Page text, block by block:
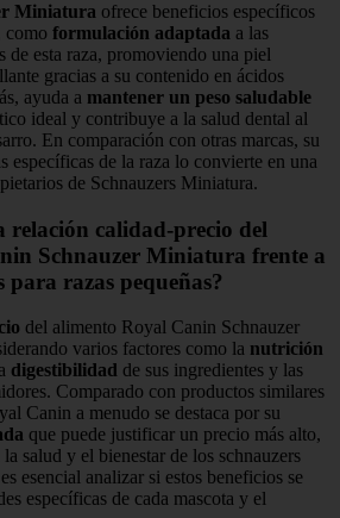
Miniatura ofrece beneficios específicos
como formulación adaptada a las
de esta raza, promoviendo una piel
gracias a su contenido en ácidos
ayuda a mantener un peso saludable
ideal y contribuye a la salud dental al
En comparación con otras marcas, su
específicas de la raza lo convierte en una
de Schnauzers Miniatura.
relación calidad-precio del
Schnauzer Miniatura frente a
razas pequeñas?
del alimento Royal Canin Schnauzer
varios factores como la nutrición
digestibilidad de sus ingredientes y las
Comparado con productos similares
Canin a menudo se destaca por su
que puede justificar un precio más alto,
salud y el bienestar de los schnauzers
esencial analizar si estos beneficios se
específicas de cada mascota y el